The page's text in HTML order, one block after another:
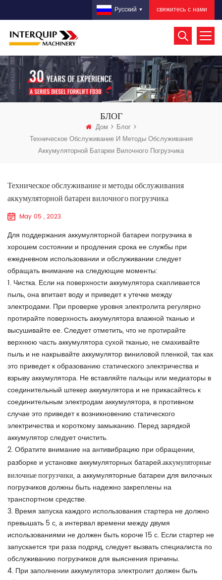
свяжитесь с нами
Русский
БЛОГ
Дом
Блог
Техническое Обслуживание И Методы Обслуживания
Аккумуляторной Батареи Вилочного Погрузчика
Техническое обслуживание и методы обслуживания
аккумуляторной батареи вилочного погрузчика
May 05 , 2023
Для поддержания аккумуляторной батареи погрузчика в
хорошем состоянии и продления срока ее службы при
ежедневном использовании и обслуживании следует
обращать внимание на следующие моменты:
1. Чистка. Если на поверхности аккумулятора скапливается
пыль, она впитает воду и приведет к утечке между
электродами. При проверке уровня электролита регулярно
протирайте поверхность аккумулятора влажной тканью и
высушивайте ее. Следует отметить, что не протирайте
верхнюю часть аккумулятора сухой тканью, не смахивайте
пыль и не накрывайте аккумулятор виниловой пленкой, так как
это приведет к образованию статического электричества и
взрыву аккумулятора. Не вставляйте пальцы или медиаторы в
соединительный штекер аккумулятора и не прикасайтесь к
соединительным электродам аккумулятора, в противном
случае это приведет к возникновению статического
электричества и короткому замыканию. Перед зарядкой
аккумулятор следует очистить.
2. Обратите внимание на антивибрацию при обращении,
разборке и установке аккумуляторных батарей.аккумуляторные
вилочные погрузчики, а аккумуляторные батареи для вилочных
погрузчиков должны быть надежно закреплены на
транспортном средстве.
3. Время запуска каждого использования стартера не должно
превышать 5 с, а интервал времени между двумя
использованиями не должен быть короче 15 с. Если стартер не
запускается три раза подряд, следует вызвать специалиста по
обслуживанию погрузчиков для выяснения причины.
4. При заполнении аккумулятора электролит должен быть